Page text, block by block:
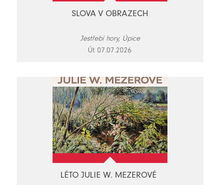
SLOVA V OBRAZECH
Jestřebí hory, Úpice
Út 07.07.2026
LÉTO JULIE W. MEZEROVÉ